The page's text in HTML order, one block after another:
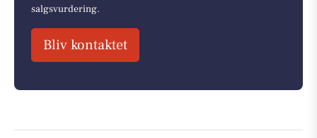
salgsvurdering.
Bliv kontaktet